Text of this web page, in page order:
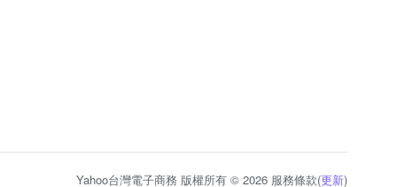
Yahoo台灣電子商務 版權所有 © 2026 服務條款(更新)